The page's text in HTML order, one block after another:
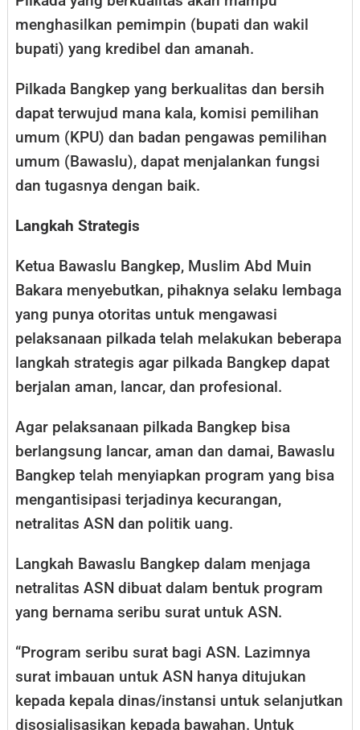
menghasilkan pemimpin (bupati dan wakil
bupati) yang kredibel dan amanah.
Pilkada Bangkep yang berkualitas dan bersih
dapat terwujud mana kala, komisi pemilihan
umum (KPU) dan badan pengawas pemilihan
umum (Bawaslu), dapat menjalankan fungsi
dan tugasnya dengan baik.
Langkah Strategis
Ketua Bawaslu Bangkep, Muslim Abd Muin
Bakara menyebutkan, pihaknya selaku lembaga
yang punya otoritas untuk mengawasi
pelaksanaan pilkada telah melakukan beberapa
langkah strategis agar pilkada Bangkep dapat
berjalan aman, lancar, dan profesional.
Agar pelaksanaan pilkada Bangkep bisa
berlangsung lancar, aman dan damai, Bawaslu
Bangkep telah menyiapkan program yang bisa
mengantisipasi terjadinya kecurangan,
netralitas ASN dan politik uang.
Langkah Bawaslu Bangkep dalam menjaga
netralitas ASN dibuat dalam bentuk program
yang bernama seribu surat untuk ASN.
“Program seribu surat bagi ASN. Lazimnya
surat imbauan untuk ASN hanya ditujukan
kepada kepala dinas/instansi untuk selanjutkan
disosialisasikan kepada bawahan. Untuk